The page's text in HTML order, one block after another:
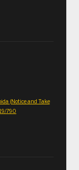
(Notice and Take
790